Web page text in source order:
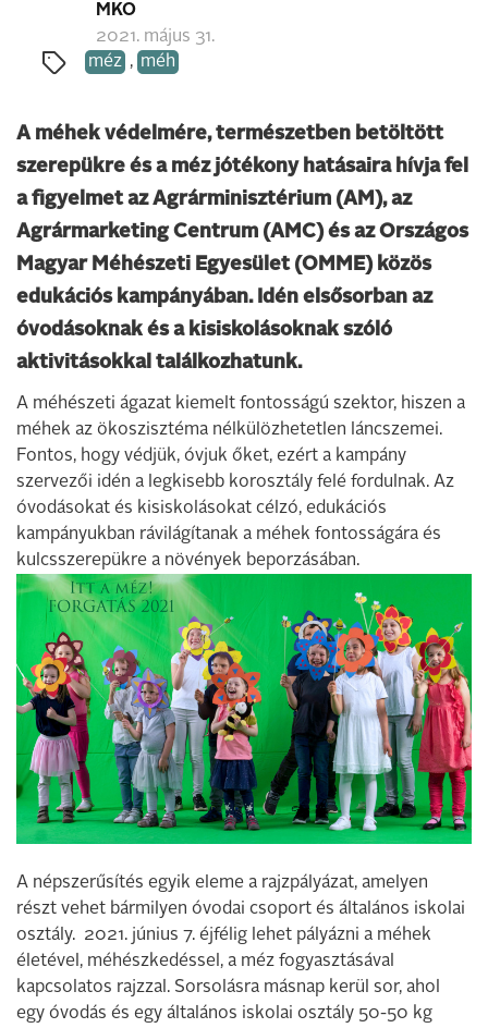
MKO
2021. május 31.
méz , méh
A méhek védelmére, természetben betöltött
szerepükre és a méz jótékony hatásaira hívja fel
a figyelmet az Agrárminisztérium (AM), az
Agrármarketing Centrum (AMC) és az Országos
Magyar Méhészeti Egyesület (OMME) közös
edukációs kampányában. Idén elsősorban az
óvodásoknak és a kisiskolásoknak szóló
aktivitásokkal találkozhatunk.
A méhészeti ágazat kiemelt fontosságú szektor, hiszen a
méhek az ökoszisztéma nélkülözhetetlen láncszemei.
Fontos, hogy védjük, óvjuk őket, ezért a kampány
szervezői idén a legkisebb korosztály felé fordulnak. Az
óvodásokat és kisiskolásokat célzó, edukációs
kampányukban rávilágítanak a méhek fontosságára és
kulcsszerepükre a növények beporzásában.
A népszerűsítés egyik eleme a rajzpályázat, amelyen
részt vehet bármilyen óvodai csoport és általános iskolai
osztály. 2021. június 7. éjfélig lehet pályázni a méhek
életével, méhészkedéssel, a méz fogyasztásával
kapcsolatos rajzzal. Sorsolásra másnap kerül sor, ahol
egy óvodás és egy általános iskolai osztály 50-50 kg